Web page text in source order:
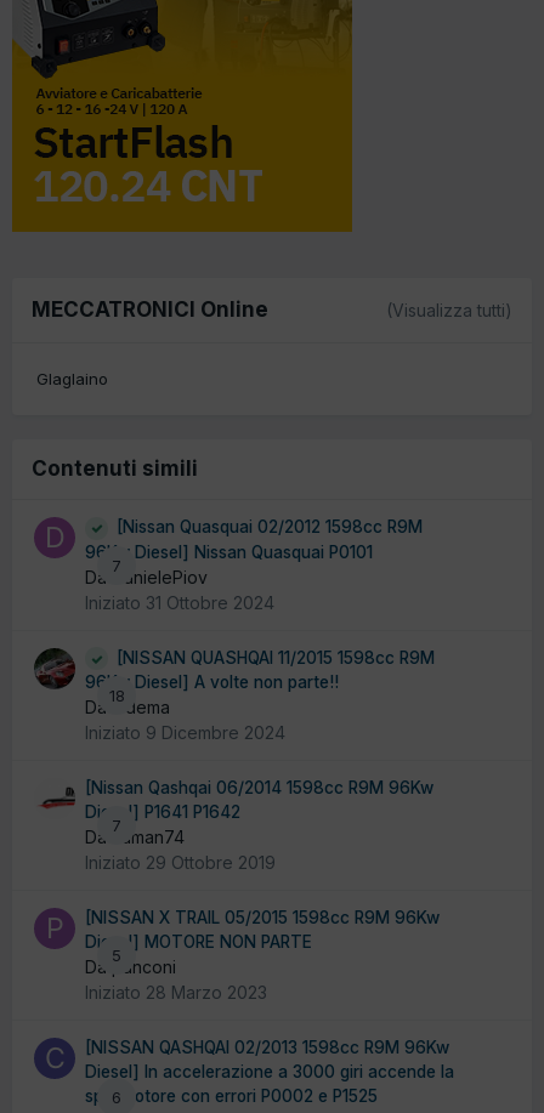
MECCATRONICI Online (Visualizza tutti)
Glaglaino
Contenuti simili
7
[Nissan Quasquai 02/2012 1598cc R9M
96Kw Diesel] Nissan Quasquai P0101
Da DanielePiov
Iniziato 31 Ottobre 2024
18
[NISSAN QUASHQAI 11/2015 1598cc R9M
96Kw Diesel] A volte non parte!!
Da ludema
Iniziato 9 Dicembre 2024
7
[Nissan Qashqai 06/2014 1598cc R9M 96Kw
Diesel] P1641 P1642
Da kuman74
Iniziato 29 Ottobre 2019
5
[NISSAN X TRAIL 05/2015 1598cc R9M 96Kw
Diesel] MOTORE NON PARTE
Da panconi
Iniziato 28 Marzo 2023
6
[NISSAN QASHQAI 02/2013 1598cc R9M 96Kw
Diesel] In accelerazione a 3000 giri accende la
spia motore con errori P0002 e P1525